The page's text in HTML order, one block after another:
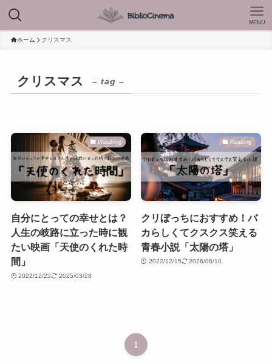
MENU
ホーム クリスマス
クリスマス – tag –
Watching
自分にとっての幸せとは？
人生の岐路に立った時に観
たい映画「天使のくれた時
間」
2022/12/23 2025/03/28
Reading
クリぼっちにおすすめ！バ
カらしくてクスクス笑える
青春小説「太陽の塔」
2022/12/15 2026/06/10
1